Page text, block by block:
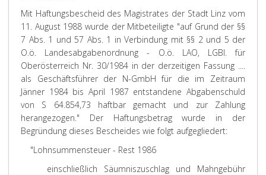
Mit Haftungsbescheid des Magistrates der Stadt Linz vom
11. August 1988 wurde der Mitbeteiligte "auf Grund der §§
7 Abs. 1 und 57 Abs. 1 in Verbindung mit §§ 2 und 5 der
O.ö. Landesabgabenordnung - O.ö. LAO, LGBl. für
Oberösterreich Nr. 30/1984 in der derzeitigen Fassung ....
als Geschäftsführer der N-GmbH für die im Zeitraum
Jänner 1984 bis April 1987 entstandene Abgabenschuld
von S 64.854,73 haftbar gemacht und zur Zahlung
herangezogen." Der Haftungsbetrag wurde in der
Begründung dieses Bescheides wie folgt aufgegliedert:
"Lohnsummensteuer - Rest 1986
einschließlich Säumniszuschlag und Mahngebühr